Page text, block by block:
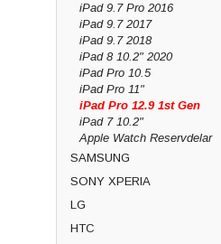
iPad 9.7 Pro 2016
iPad 9.7 2017
iPad 9.7 2018
iPad 8 10.2" 2020
iPad Pro 10.5
iPad Pro 11"
iPad Pro 12.9 1st Gen
iPad 7 10.2"
Apple Watch Reservdelar
SAMSUNG
SONY XPERIA
LG
HTC